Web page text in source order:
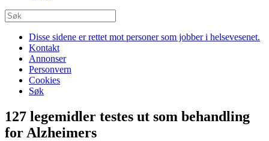
Disse sidene er rettet mot personer som jobber i helsevesenet.
Kontakt
Annonser
Personvern
Cookies
Søk
127 legemidler testes ut som behandling
for Alzheimers